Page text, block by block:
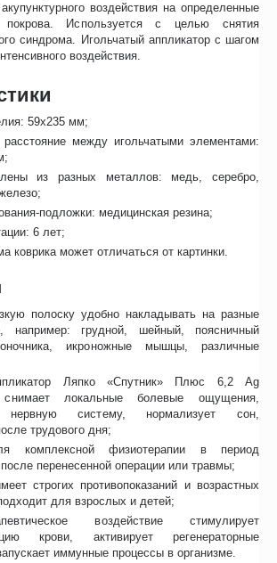
воздействия на определенные
покрова. Используется с целью снятия
синдрома. Игольчатый аппликатор с шагом
воздействия.
59х235 мм;
расстояние между игольчатыми элементами:
из разных металлов: медь, серебро,
подложки: медицинская резина;
6 лет;
коврика может отличаться от картинки.
полоску удобно накладывать на разные
например: грудной, шейный, поясничный
икроножные мышцы, различные
Ляпко «Спутник» Плюс 6,2 Ag
локальные болевые ощущения,
нервную систему, нормализует сон,
трудового дня;
комплексной физиотерапии в период
перенесенной операции или травмы;
строгих противопоказаний и возрастных
для взрослых и детей;
воздействие стимулирует
крови, активирует регенераторные
иммунные процессы в организме.